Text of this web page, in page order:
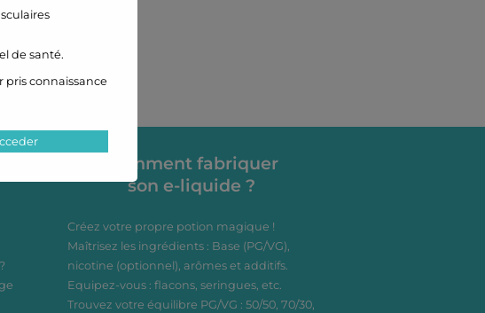
de santé.
pris connaissance
Comment fabriquer
son e-liquide ?
Créez votre propre potion magique !
Maîtrisez les ingrédients : Base (PG/VG),
nicotine (optionnel), arômes et additifs.
Equipez-vous : flacons, seringues, etc.
Trouvez votre équilibre PG/VG : 50/50, 70/30,